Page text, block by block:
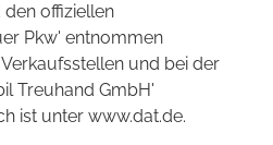
offiziellen
Pkw' entnommen
und bei der
Treuhand GmbH'
ist unter www.dat.de.